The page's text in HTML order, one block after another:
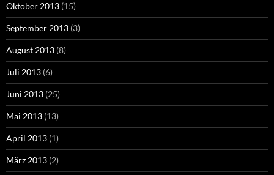
Oktober 2013 (15)
September 2013 (3)
August 2013 (8)
Juli 2013 (6)
Juni 2013 (25)
Mai 2013 (13)
April 2013 (1)
März 2013 (2)